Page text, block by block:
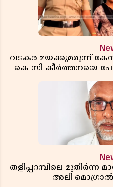
വടകര മയക്കുമരുന്ന്
കെ സി കീർത്തനയെ
തളിപ്പറമ്പിലെ
അലി മൊഗ്രാൽ